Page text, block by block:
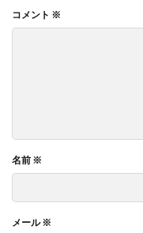
コメント ※
名前 ※
メール※